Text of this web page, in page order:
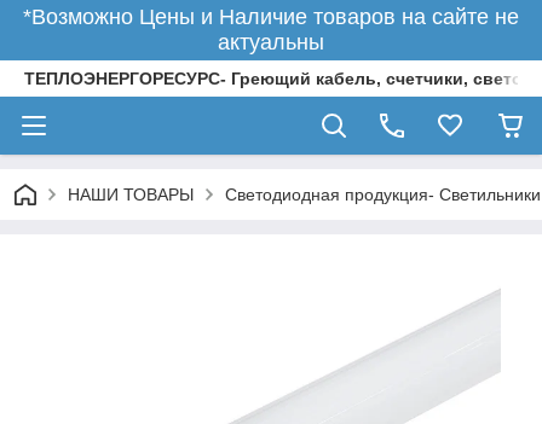
*Возможно Цены и Наличие товаров на сайте не
актуальны
ТЕПЛОЭНЕРГОРЕСУРС- Греющий кабель, счетчики,
НАШИ ТОВАРЫ Светодиодная продукция-